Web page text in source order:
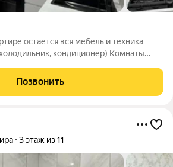
остается вся мебель и техника
кондиционер) Комнаты
качественный ремонт.
в шаговой
Позвонить
3 этаж из 11